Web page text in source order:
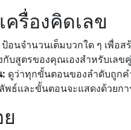
รื่องคิดเลข
ป้อนจำนวนเต็มบวกใด ๆ เพื่อส
บสูตรของคุณเองสำหรับเลข
ดูว่าทุกขั้นตอนของลำดับถูกค
พธ์และขั้นตอนจะแสดงด้วยก